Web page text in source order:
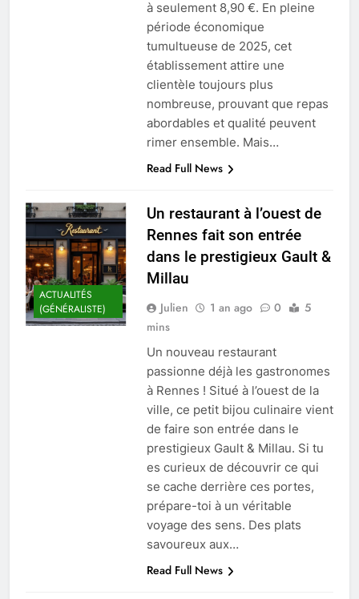
à seulement 8,90 €. En pleine
période économique
tumultueuse de 2025, cet
établissement attire une
clientèle toujours plus
nombreuse, prouvant que repas
abordables et qualité peuvent
rimer ensemble. Mais…
Read Full News
ACTUALITÉS
(GÉNÉRALISTE)
Un restaurant à l’ouest de
Rennes fait son entrée
dans le prestigieux Gault &
Millau
Julien 1 an ago 0
5
mins
Un nouveau restaurant
passionne déjà les gastronomes
à Rennes ! Situé à l’ouest de la
ville, ce petit bijou culinaire vient
de faire son entrée dans le
prestigieux Gault & Millau. Si tu
es curieux de découvrir ce qui
se cache derrière ces portes,
prépare-toi à un véritable
voyage des sens. Des plats
savoureux aux…
Read Full News